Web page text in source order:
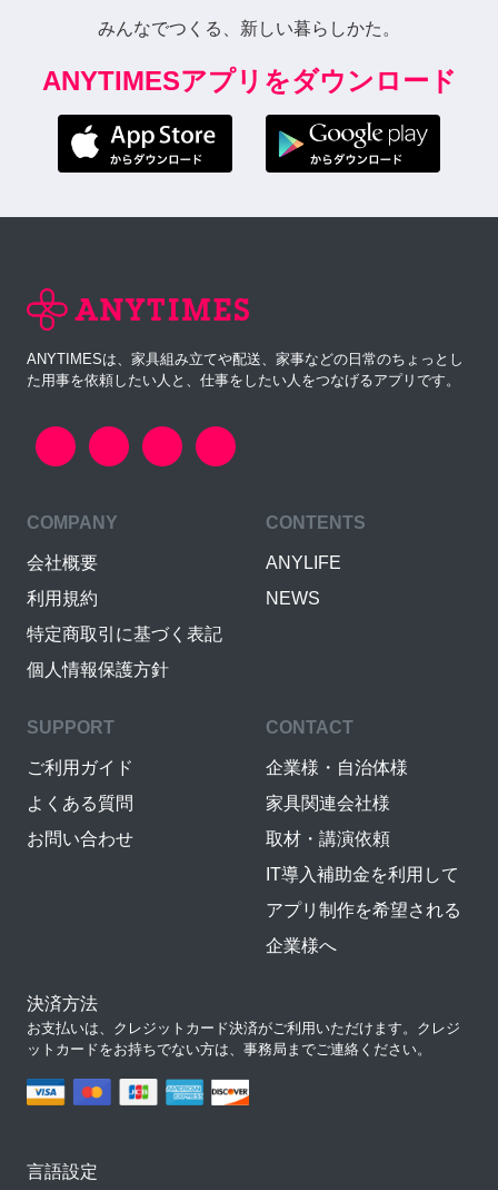
みんなでつくる、新しい暮らしかた。
ANYTIMESアプリをダウンロード
ANYTIMESは、家具組み立てや配送、家事などの日常のちょっとし
た用事を依頼したい人と、仕事をしたい人をつなげるアプリです。
COMPANY
会社概要
利用規約
特定商取引に基づく表記
個人情報保護方針
CONTENTS
ANYLIFE
NEWS
SUPPORT
ご利用ガイド
よくある質問
お問い合わせ
CONTACT
企業様・自治体様
家具関連会社様
取材・講演依頼
IT導入補助金を利用して
アプリ制作を希望される
企業様へ
決済方法
お支払いは、クレジットカード決済がご利用いただけます。クレジ
ットカードをお持ちでない方は、事務局までご連絡ください。
言語設定